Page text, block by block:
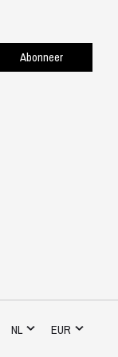
Abonneer
NL EUR